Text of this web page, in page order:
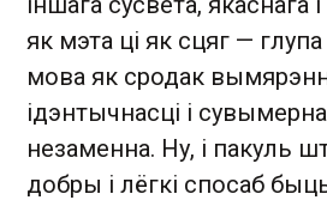
як мэта ці як сцяг —
мова як сродак
ідэнтычнасці і
незаменна. Ну, і пакуль
добры і лёгкі спосаб